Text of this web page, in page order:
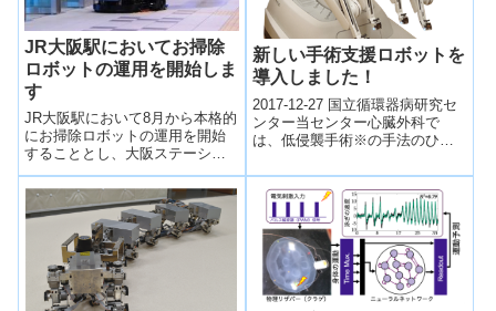
JR大阪駅においてお掃除
ロボットの運用を開始しま
す
JR大阪駅において8月から本格的
にお掃除ロボットの運用を開始
することとし、大阪ステーショ
ンシティの「中央コンコース」
「暁の広場」「ルクア東西通
路」「バス乗り場」において、
清掃ロボットによる自動運転に
置き換えていく。
新しい手術支援ロボットを
導入しました！
2017-12-27 国立循環器病研究セ
ンター当センター心臓外科で
は、低侵襲手術※の手法のひと
「da Vinci（ダヴィンチ）」を用
い...